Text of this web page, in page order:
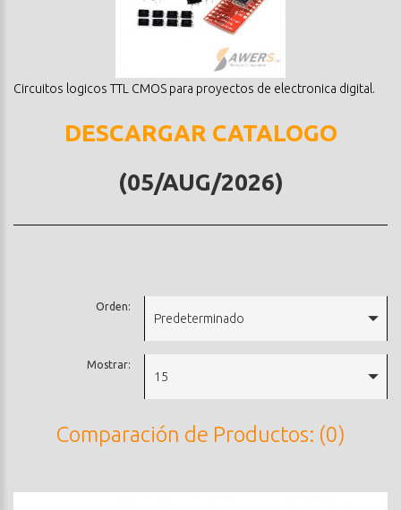
Circuitos logicos TTL CMOS para proyectos de electronica digital.
DESCARGAR CATALOGO
(05/AUG/2026)
Orden:
Predeterminado
Mostrar:
15
Comparación de Productos: (0)